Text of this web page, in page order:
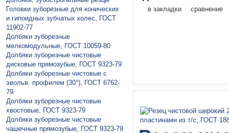
Головки зуборезные для конических
и гипоидных зубчатых колес, ГОСТ
11902-77
Долбяки зуборезные
мелкомодульные, ГОСТ 10059-80
Долбяки зуборезные чистовые
дисковые прямозубые, ГОСТ 9323-79
Долбяки зуборезные чистовые с
эвольв. профилем (30°), ГОСТ 6762-
79
Долбяки зуборезные чистовые
хвостовые, ГОСТ 9323-79
Долбяки зуборезные чистовые
чашечные прямозубые, ГОСТ 9323-79
в закладки сравнение